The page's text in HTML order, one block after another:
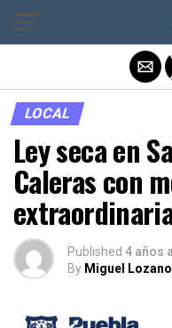
LOCAL
Ley seca en
Caleras con
Published 4 años
By Miguel Lozano
Salir